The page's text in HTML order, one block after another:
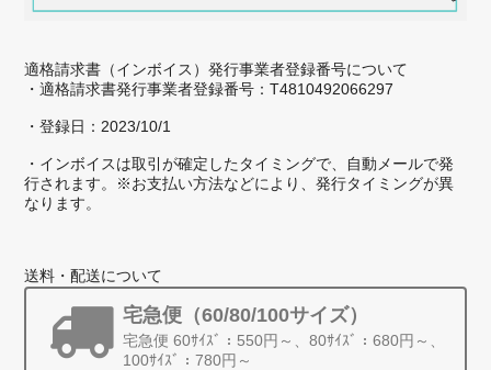
決めました。最近はスマホが高級化してきて、長く使うので、アクセ
サリにもこだわりたいと思いました。 太めのストラップなので、指
に引っ掛けると安定して使いやすいです。
店長のフシイです。この度は、ストラッ
後ともZIZZをよろしくお願いいたしま
す。
適格請求書（インボイス）発行事業者登録番号について
・適格請求書発行事業者登録番号：T4810492066297
・登録日：2023/10/1
・インボイスは取引が確定したタイミングで、自動メールで発
行されます。※お支払い方法などにより、発行タイミングが異
なります。
送料・配送について
宅急便（60/80/100サイズ）
宅急便 60ｻｲｽﾞ：550円～、80ｻｲｽﾞ：680円～、
100ｻｲｽﾞ：780円～